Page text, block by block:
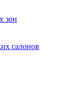
зон
салонов